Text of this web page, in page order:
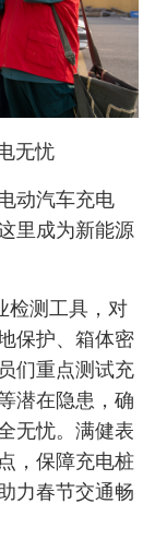
无忧
动汽车充电
里成为新能源
检测工具，对
保护、箱体密
们重点测试充
潜在隐患，确
无忧。满健表
，保障充电桩
力春节交通畅